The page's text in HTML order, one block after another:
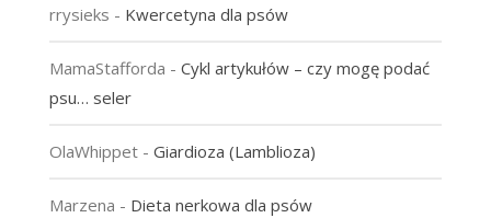
rrysieks - Kwercetyna dla psów
MamaStafforda - Cykl artykułów – czy mogę podać
psu… seler
OlaWhippet- Giardioza (Lamblioza)
Marzena - Dieta nerkowa dla psów